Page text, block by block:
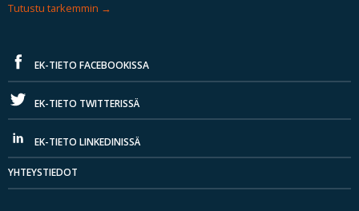
Tutustu tarkemmin
EK-TIETO FACEBOOKISSA
EK-TIETO TWITTERISSÄ
EK-TIETO LINKEDINISSÄ
YHTEYSTIEDOT